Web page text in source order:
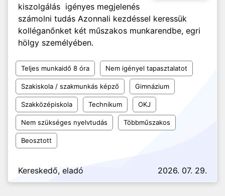
kiszolgálás igényes megjelenés
számolni tudás Azonnali kezdéssel keressük
kolléganőnket két műszakos munkarendbe, egri
hölgy személyében.
Teljes munkaidő 8 óra Nem igényel tapasztalatot
Szakiskola / szakmunkás képző Gimnázium
Szakközépiskola Technikum OKJ
Nem szükséges nyelvtudás Többműszakos
Beosztott
Kereskedő, eladó 2026. 07. 29.